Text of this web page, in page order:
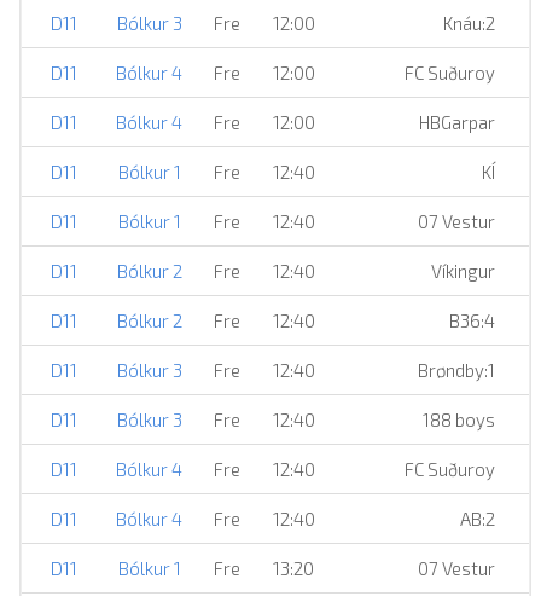
D11 Bólkur 3 Fre 12:00 Knáu:2
D11 Bólkur 4 Fre 12:00 FC Suðuroy
D11 Bólkur 4 Fre 12:00 HBGarpar
D11 Bólkur 1 Fre 12:40 KÍ
D11 Bólkur 1 Fre 12:40 07 Vestur
D11 Bólkur 2 Fre 12:40 Víkingur
D11 Bólkur 2 Fre 12:40 B36:4
D11 Bólkur 3 Fre 12:40 Brøndby:1
D11 Bólkur 3 Fre 12:40 188 boys
D11 Bólkur 4 Fre 12:40 FC Suðuroy
D11 Bólkur 4 Fre 12:40 AB:2
D11 Bólkur 1 Fre 13:20 07 Vestur